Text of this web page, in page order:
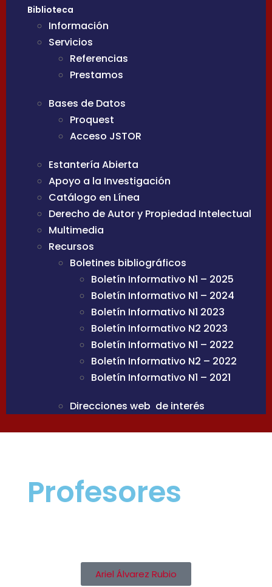
Biblioteca
Información
Servicios
Referencias
Prestamos
Bases de Datos
Proquest
Acceso JSTOR
Estantería Abierta
Apoyo a la Investigación
Catálogo en Línea
Derecho de Autor y Propiedad Intelectual
Multimedia
Recursos
Boletines bibliográficos
Boletín Informativo N1 – 2025
Boletín Informativo N1 – 2024
Boletín Informativo N1 2023
Boletín Informativo N2 2023
Boletín Informativo N1 – 2022
Boletín Informativo N2 – 2022
Boletín Informativo N1 – 2021
Direcciones web de interés
Profesores
Ariel Álvarez Rubio